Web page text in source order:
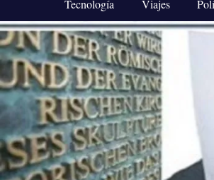
Saltar
al
contenido
Tecnología
y
Viajes
Tecnología Viajes